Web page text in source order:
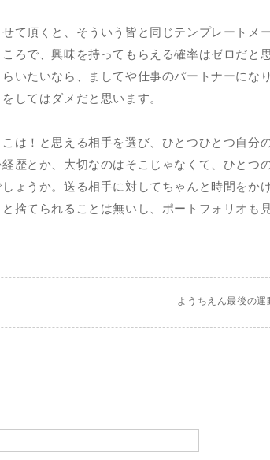
て頂くと、そういう皆と同じテンプレートメ
ろで、興味を持ってもらえる確率はゼロだと
いたいなら、ましてや仕事のパートナーにな
してはダメだと思います。
は！と思える相手を選び、ひとつひとつ自分
歴とか、大切なのはそこじゃなくて、ひとつ
ょうか。送る相手に対してちゃんと時間をか
捨てられることは無いし、ポートフォリオも
ようちえん最後の運